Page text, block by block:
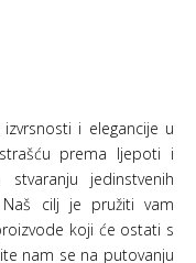
i elegancije u
prema ljepoti i
jedinstvenih
cilj je pružiti vam
koji će ostati s
nam se na putovanju